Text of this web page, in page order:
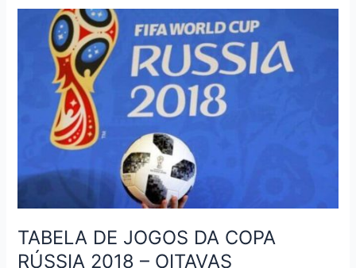
DO
MUNDO
RÚSSIA
TABELA DE JOGOS DA COPA
RÚSSIA 2018 – OITAVAS